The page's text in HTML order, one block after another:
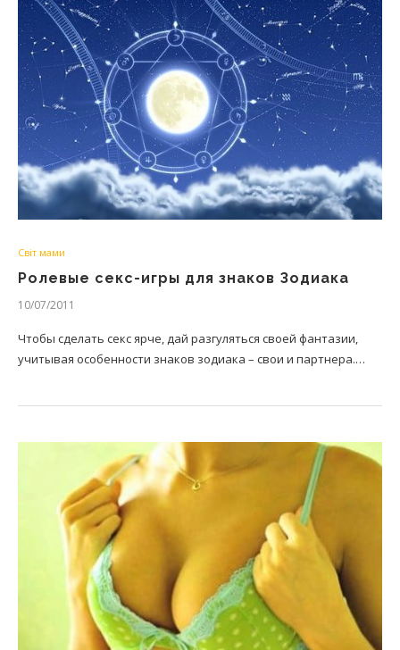
Світ мами
Ролевые секс-игры для знаков Зодиака
10/07/2011
Чтобы сделать секс ярче, дай разгуляться своей фантазии,
учитывая особенности знаков зодиака – свои и партнера.…